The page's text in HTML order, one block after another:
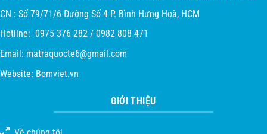
CN : Số 79/71/6 Đường Số 4 P. Bình Hưng Hoà, HCM
Hotline: 0975 376 282 / 0982 808 471
Email: matraquocte6@gmail.com
Website: Bomviet.vn
GIỚI THIỆU